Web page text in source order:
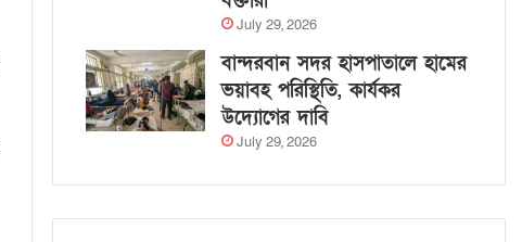
July 29, 2026
বান্দরবান সদর হাসপাতালে হামের
ভয়াবহ পরিস্থিতি, কার্যকর
উদ্যোগের দাবি
July 29, 2026